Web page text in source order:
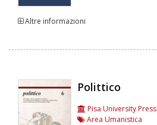
Altre informazioni
Polittico
Pisa University Press
Area Umanistica